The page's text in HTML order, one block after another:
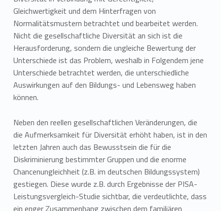
Gleichwertigkeit und dem Hinterfragen von
Normalitätsmustern betrachtet und bearbeitet werden.
Nicht die gesellschaftliche Diversität an sich ist die
Herausforderung, sondern die ungleiche Bewertung der
Unterschiede ist das Problem, weshalb in Folgendem jene
Unterschiede betrachtet werden, die unterschiedliche
Auswirkungen auf den Bildungs- und Lebensweg haben
können.
Neben den reellen gesellschaftlichen Veränderungen, die
die Aufmerksamkeit für Diversität erhöht haben, ist in den
letzten Jahren auch das Bewusstsein die für die
Diskriminierung bestimmter Gruppen und die enorme
Chancenungleichheit (z.B. im deutschen Bildungssystem)
gestiegen. Diese wurde z.B. durch Ergebnisse der PISA-
Leistungsvergleich-Studie sichtbar, die verdeutlichte, dass